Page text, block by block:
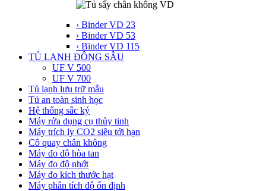
› Binder VD 23
› Binder VD 53
› Binder VD 115
TỦ LẠNH ĐÔNG SÂU
UF V 500
UF V 700
Tủ lạnh lưu trữ mẫu
Tủ an toàn sinh học
Hệ thống sắc ký
Máy rửa dụng cụ thủy tinh
Máy trích ly CO2 siêu tới hạn
Cô quay chân không
Máy đo độ hòa tan
Máy đo độ nhớt
Máy đo kích thước hạt
Máy phân tích độ ổn định